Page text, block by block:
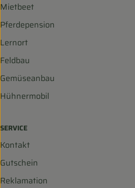
Mietbeet
Pferdepension
Lernort
Feldbau
Gemüseanbau
Hühnermobil
SERVICE
Kontakt
Gutschein
Reklamation